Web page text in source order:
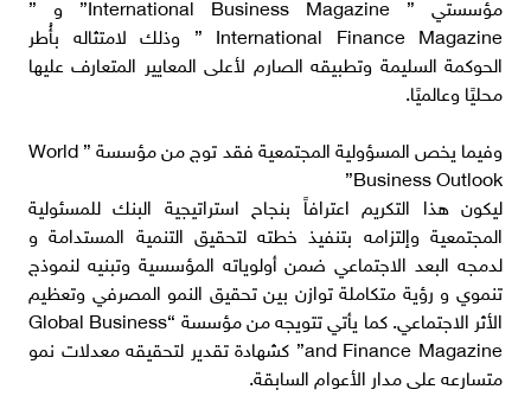
International Finance Magazine ” وذلك لامتثاله بأُطر
الحوكمة السليمة وتطبيقه الصارم لأعلى المعايير المتعارف عليها
محليًا وعالميًا.
وفيما يخص المسؤولية المجتمعية فقد توج من مؤسسة ” World
Business Outlook”
ليكون هذا التكريم اعترافاً بنجاح استراتيجية البنك للمسئولية
المجتمعية وإلتزامه بتنفيذ خطته لتحقيق التنمية المستدامة و
لدمجه البعد الاجتماعي ضمن أولوياته المؤسسية وتبنيه لنموذج
تنموي و رؤية متكاملة توازن بين تحقيق النمو المصرفي وتعظيم
الأثر الاجتماعي. كما يأتي تتويجه من مؤسسة “Global Business
and Finance Magazine” كشهادة تقدير لتحقيقه معدلات نمو
متسارعه على مدار الأعوام السابقة.